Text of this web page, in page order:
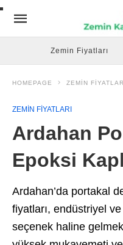
Zemin Fiyatları
HOMEPAGE ZEMIN
ZEMIN FIYATLARI
Ardahan
Epoksi
Ardahan’da portakal
fiyatları, endüstriyel
seçenek haline